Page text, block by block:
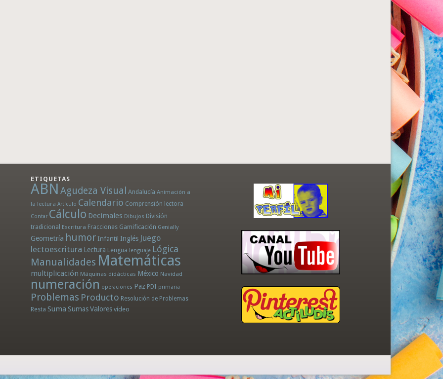
ETIQUETAS
ABN Agudeza Visual Andalucía Animación a
la lectura Artículo Calendario Comprensión lectora
Contar Cálculo Decimales Dibujos División
tradicional Escritura Fracciones Gamificación Genially
Geometría humor Infantil Inglés Juego
lectoescritura Lectura Lengua lenguaje Lógica
Manualidades Matemáticas
multiplicación Máquinas didácticas México Navidad
numeración operaciones Paz PDI primaria
Problemas Producto Resolución de Problemas
Resta Suma SumasValores vídeo